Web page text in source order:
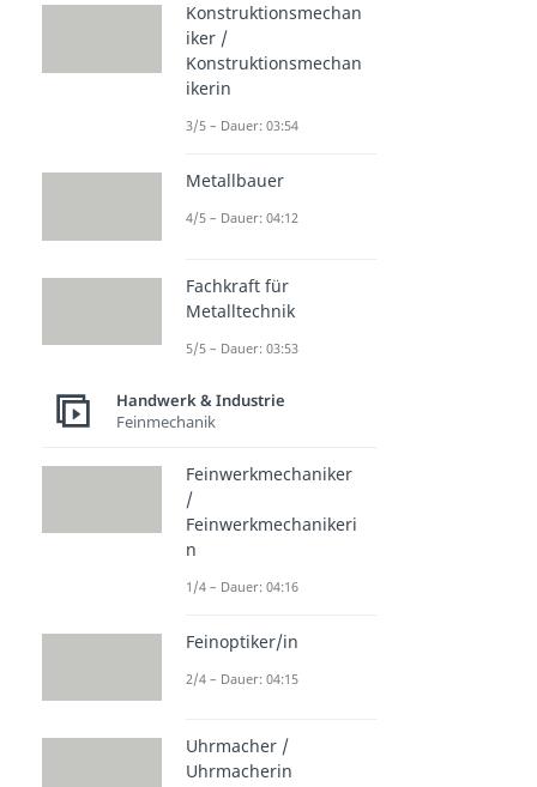
Konstruktionsmechan
iker /
Konstruktionsmechan
ikerin
3/5 – Dauer: 03:54
Metallbauer
4/5 – Dauer: 04:12
Fachkraft für
Metalltechnik
5/5 – Dauer: 03:53
Handwerk & Industrie
Feinmechanik
Feinwerkmechaniker
/
Feinwerkmechanikeri
n
1/4 – Dauer: 04:16
Feinoptiker/in
2/4 – Dauer: 04:15
Uhrmacher /
Uhrmacherin